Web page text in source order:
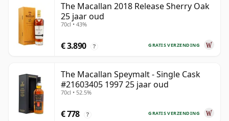
The Macallan 2018 Release Sherry Oak
25 jaar oud
70cl • 43%
GRATIS VERZENDING
€ 3.890 ?
The Macallan Speymalt - Single Cask
#21603405 1997 25 jaar oud
70cl • 52.5%
GRATIS VERZENDING
€ 778 ?